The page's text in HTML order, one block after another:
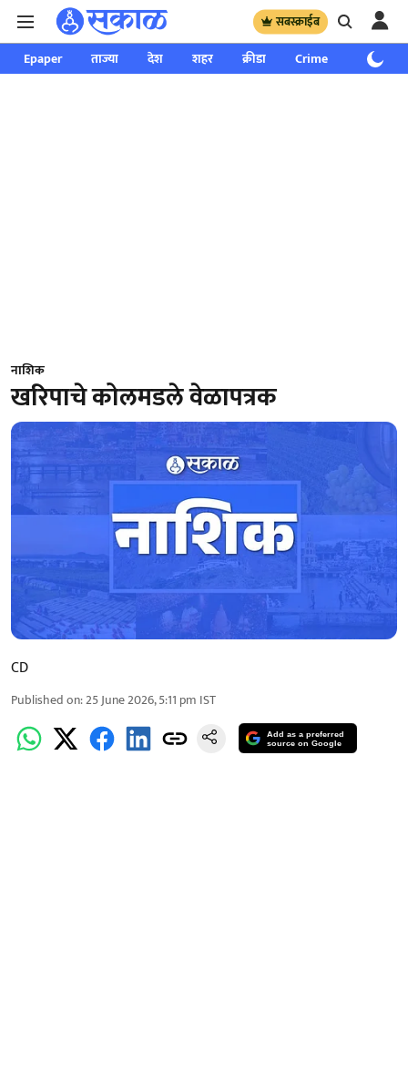
सबस्क्राईब
Epaper ताज्या देश शहर क्रीडा Crime साप्ताहिक
नाशिक
खरिपाचे कोलमडले वेळापत्रक
CD
Published on:25 June 2026, 5:11 pm IST
Add as a preferred
source on Google